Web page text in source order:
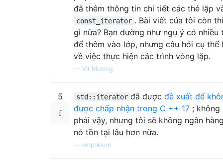
đã thêm thông tin chi tiết các thẻ lặp
const_iterator . Bài viết của tôi còn
gì nữa? Bạn dường như ngụ ý có nhiều
để thêm vào lớp, nhưng câu hỏi cụ thể
về việc thực hiện các trình vòng lặp.
— Vịt Mooing
5 std::iterator đã được đề xuất để
được chấp nhận trong C ++ 17 ; không
phải vậy, nhưng tôi sẽ không ngân
nó tồn tại lâu hơn nữa.
einpoklum